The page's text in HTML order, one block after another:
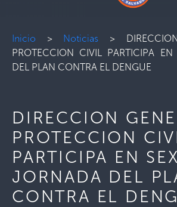
Inicio > Noticias >
PROTECCION CIVIL PARTICIPA EN
DEL PLAN CONTRA EL DENGUE
DIRECCION
PROTECCION
PARTICIPA EN
JORNADA DEL
CONTRA EL